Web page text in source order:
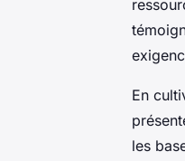
En
les